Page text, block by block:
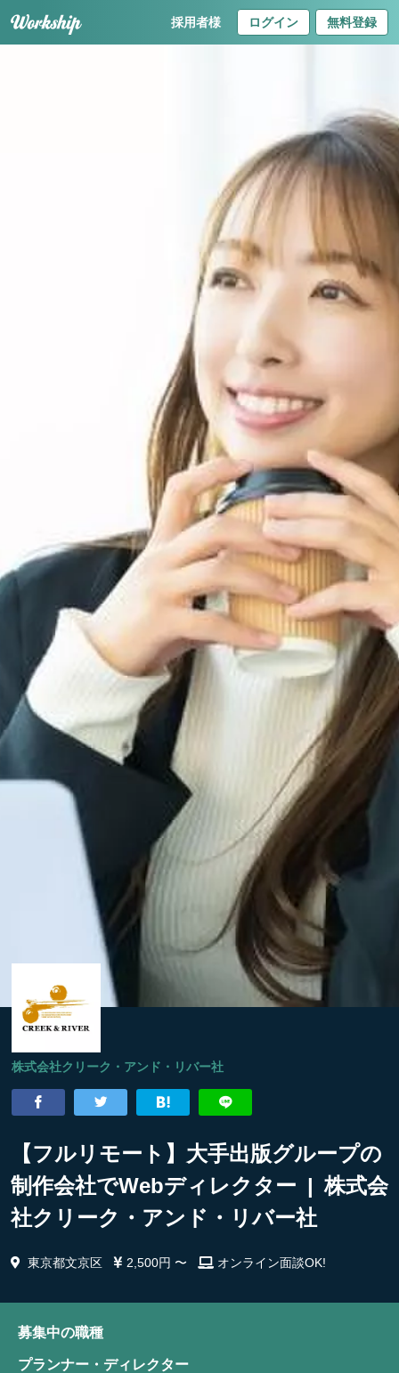
採用者様 ログイン 無料登録
株式会社クリーク・アンド・リバー社
【フルリモート】大手出版グループの
制作会社でWebディレクター | 株式会
社クリーク・アンド・リバー社
東京都文京区 2,500円 〜 オンライン面談OK!
募集中の職種
プランナー・ディレクター